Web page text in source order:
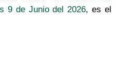
9 de Junio del 2026, es el